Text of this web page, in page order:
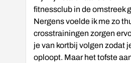
fitnessclub in de omstreek
Nergens voelde ik me zo
crosstrainingen zorgen
je van kortbij volgen zodat
oploopt. Maar het tofste